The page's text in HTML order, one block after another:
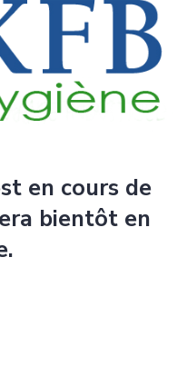
en cours de
bientôt en